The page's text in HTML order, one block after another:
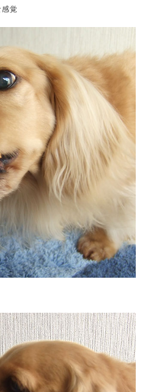
覚